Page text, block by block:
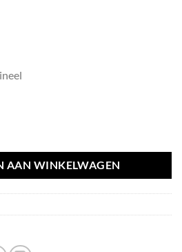
AAN WINKELWAGEN